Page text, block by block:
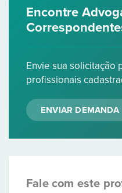
Encontre
Envie sua solicitação
profissionais
ENVIAR DEMANDA
Fale com este